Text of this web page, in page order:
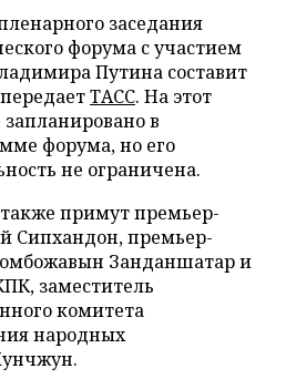
заседания
форума с участием
Путина составит
ТАСС. На этот
в
форума, но его
не ограничена.
примут премьер-
Сипхандон, премьер-
Занданшатар и
заместитель
комитета
народных